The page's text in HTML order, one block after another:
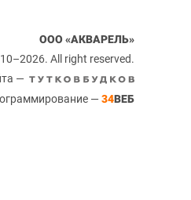
ООО «АКВАРЕЛЬ»
All right reserved.
—
— 34ВЕБ